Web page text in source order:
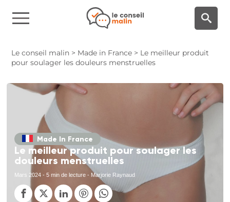
Le conseil malin > Made in France > Le meilleur produit
pour soulager les douleurs menstruelles
Made In France
Le meilleur produit pour soulager les
douleurs menstruelles
Mars 2024 - 5 min de lecture - Marjorie Raynaud